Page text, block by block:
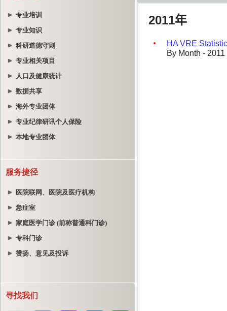
专业培训
专业知识
科研道德守则
专业相关项目
人口及健康统计
数据共享
海外专业团体
专业纪律研讯个人保险
本地专业团体
服务捷径
医院联网、医院及医疗机构
急症室
家庭医学门诊 (前称普通科门诊)
专科门诊
赞扬、意见及投诉
寻找我们